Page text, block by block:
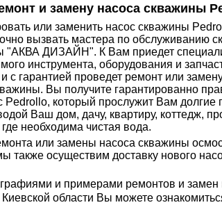
и замену насоса скважины
или заменить насос скважины
вызвать мастера по обслуживанию
"АКВА ДИЗАЙН". К Вам приедет
инструмента, оборудования и
с гарантией проведет ремонт или
Вы получите гарантированно
который прослужит Вам долгие
Ваш дом, дачу, квартиру, коттедж,
где необходима чистая вода.
или замены насоса скважины
также осуществим доставку нового
и примерами ремонтов и замен
области Вы можете